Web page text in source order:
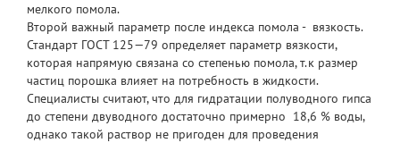
мелкого помола.
Второй важный параметр после индекса помола - вязкость.
Стандарт ГОСТ 125—79 определяет параметр вязкости,
которая напрямую связана со степенью помола, т.к размер
частиц порошка влияет на потребность в жидкости.
Специалисты считают, что для гидратации полуводного гипса
до степени двуводного достаточно примерно 18,6 % воды,
однако такой раствор не пригоден для проведения